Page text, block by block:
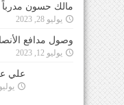
مالك حسون مدرباً
يوليو 28, 2023
وصول مدافع
يوليو 12, 2023
علي
يوليو 8, 2023